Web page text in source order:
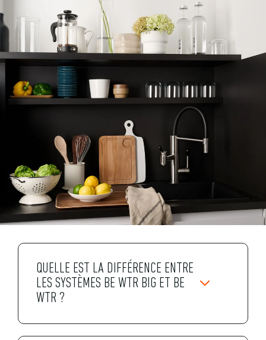
QUELLE EST LA DIFFÉRENCE ENTRE
LES SYSTÈMES BE WTR BIG ET BE
WTR ?